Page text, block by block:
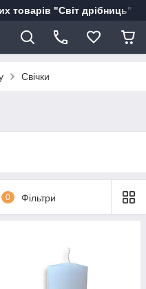
товарів "Світ дрібниць"
Свічки
0 Фільтри